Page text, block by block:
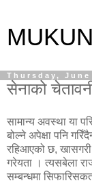
Thursday, June
सेनाको
सामान्य अवस्था या
बोल्ने अपेक्षा पनि
रहिआएको छ,
गरेयता । त्यसबेला
सम्बन्धमा